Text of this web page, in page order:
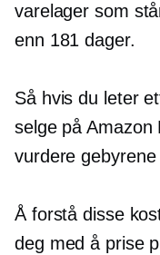
varelager som
enn 181 dager.
Så hvis du leter
selge på Amazon
vurdere gebyrene
Å forstå disse
deg med å prise